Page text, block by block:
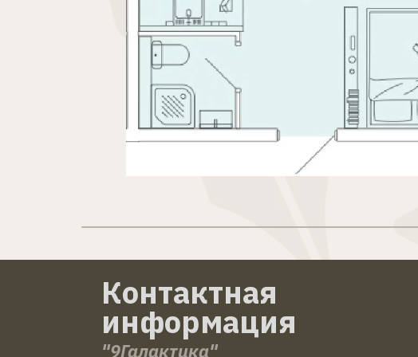
Контактная
информация
"9Галактика"